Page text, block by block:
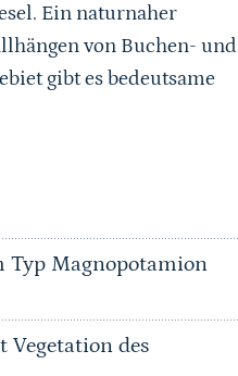
Ein naturnaher
von Buchen- und
gibt es bedeutsame
Typ Magnopotamion
Vegetation des